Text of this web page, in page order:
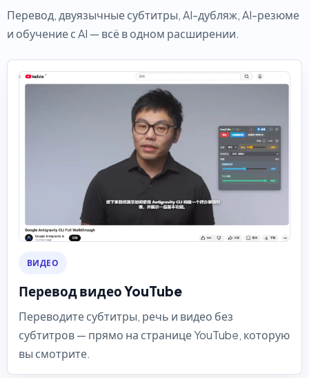
Перевод, двуязычные субтитры, AI-дубляж, AI-резюме
и обучение с AI — всё в одном расширении.
ВИДЕО
Перевод видео YouTube
Переводите субтитры, речь и видео без
субтитров — прямо на странице YouTube, которую
вы смотрите.